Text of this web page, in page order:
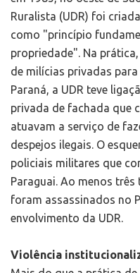
Ruralista (UDR) foi
como "princípio
propriedade". Na
de milícias privadas
Paraná, a UDR teve
privada de fachada que
atuavam a serviço de
despejos ilegais. O
policiais militares que
Paraguai. Ao menos
foram assassinados no
envolvimento da UDR.
Violência